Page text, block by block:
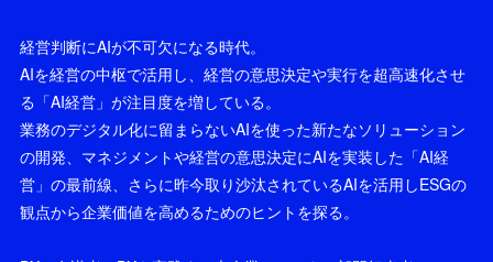
経営判断にAIが不可欠になる時代。
AIを経営の中枢で活用し、経営の意思決定や実行を超高速化させ
る「AI経営」が注目度を増している。
業務のデジタル化に留まらないAIを使った新たなソリューション
の開発、マネジメントや経営の意思決定にAIを実装した「AI経
営」の最前線、さらに昨今取り沙汰されているAIを活用しESGの
観点から企業価値を高めるためのヒントを探る。